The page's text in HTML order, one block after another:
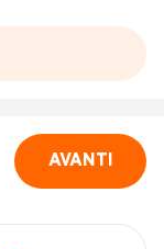
AVANTI